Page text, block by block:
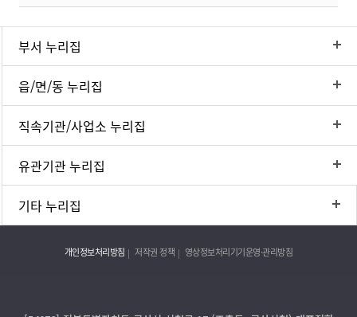
부서 누리집
읍/면/동 누리집
직속기관/사업소 누리집
유관기관 누리집
기타 누리집
개인정보처리방침 저작권 정책 영상정보처리기기운영·관리방침